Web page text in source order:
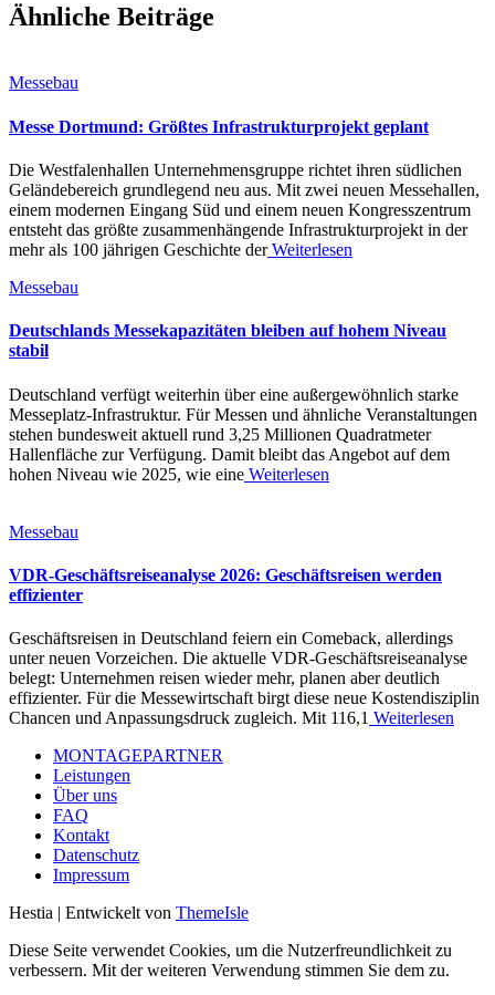
Ähnliche Beiträge
Messebau
Messe Dortmund: Größtes Infrastrukturprojekt geplant
Die Westfalenhallen Unternehmensgruppe richtet ihren südlichen
Geländebereich grundlegend neu aus. Mit zwei neuen Messehallen,
einem modernen Eingang Süd und einem neuen Kongresszentrum
entsteht das größte zusammenhängende Infrastrukturprojekt in der
mehr als 100 jährigen Geschichte derWeiterlesen
Messebau
Deutschlands Messekapazitäten bleiben auf hohem Niveau
stabil
Deutschland verfügt weiterhin über eine außergewöhnlich starke
Messeplatz-Infrastruktur. Für Messen und ähnliche Veranstaltungen
stehen bundesweit aktuell rund 3,25 Millionen Quadratmeter
Hallenfläche zur Verfügung. Damit bleibt das Angebot auf dem
hohen Niveau wie 2025, wie eine Weiterlesen
Messebau
VDR-Geschäftsreiseanalyse 2026: Geschäftsreisen werden
effizienter
Geschäftsreisen in Deutschland feiern ein Comeback, allerdings
unter neuen Vorzeichen. Die aktuelle VDR-Geschäftsreiseanalyse
belegt: Unternehmen reisen wieder mehr, planen aber deutlich
effizienter. Für die Messewirtschaft birgt diese neue Kostendisziplin
Chancen und Anpassungsdruck zugleich. Mit 116,1 Weiterlesen
MONTAGEPARTNER
Leistungen
Über uns
FAQ
Kontakt
Datenschutz
Impressum
Hestia | Entwickelt von ThemeIsle
Diese Seite verwendet Cookies, um die Nutzerfreundlichkeit zu
verbessern. Mit der weiteren Verwendung stimmen Sie dem zu.